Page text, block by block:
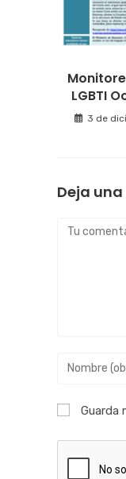
LGBTI
3 de
Deja
Guarda